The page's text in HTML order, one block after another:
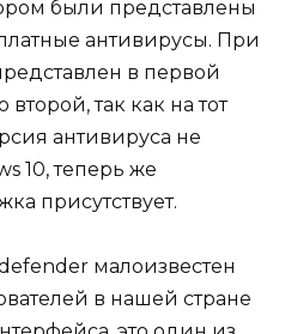
были представлены
антивирусы. При
в первой
второй, так как на тот
антивируса не
10, теперь же
присутствует.
малоизвестен
в нашей стране